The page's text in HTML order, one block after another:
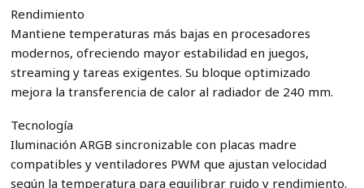
Rendimiento
Mantiene temperaturas más bajas en procesadores
modernos, ofreciendo mayor estabilidad en juegos,
streaming y tareas exigentes. Su bloque optimizado
mejora la transferencia de calor al radiador de 240 mm.
Tecnología
Iluminación ARGB sincronizable con placas madre
compatibles y ventiladores PWM que ajustan velocidad
según la temperatura para equilibrar ruido y rendimiento.